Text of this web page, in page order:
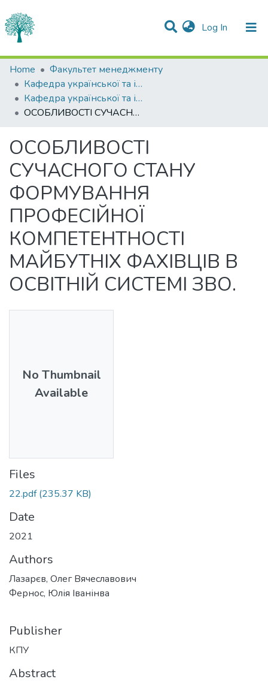
Log In (current)
Statistics
Communities & Collections
All of DSpace
Home
Факультет менеджменту
Кафедра української та іноземних мов
Кафедра української та іноземних мов
ОСОБЛИВОСТІ СУЧАСНОГО СТАНУ ФОРМУВАННЯ ПРОФЕСІЙНОЇ КОМПЕТЕНТНОСТІ МАЙБУТНІХ ФАХІВЦІВ В ОСВІТНІЙ СИСТЕМІ ЗВО.
ОСОБЛИВОСТІ
СУЧАСНОГО СТАНУ
ФОРМУВАННЯ
ПРОФЕСІЙНОЇ
КОМПЕТЕНТНОСТІ
МАЙБУТНІХ ФАХІВЦІВ В
ОСВІТНІЙ СИСТЕМІ ЗВО.
No Thumbnail
Available
Files
22.pdf (235.37 KB)
Date
2021
Authors
Лазарєв, Олег Вячеславович
Фернос, Юлія Іванінва
Publisher
КПУ
Abstract